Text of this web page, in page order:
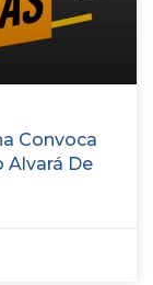
Convoca
Alvará De